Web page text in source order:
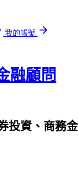
我的帳號
融顧問
投資、商務